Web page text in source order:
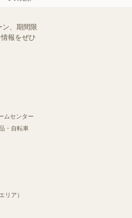
ン、期間限
報をぜひ
ムセンター
・自転車
リア）